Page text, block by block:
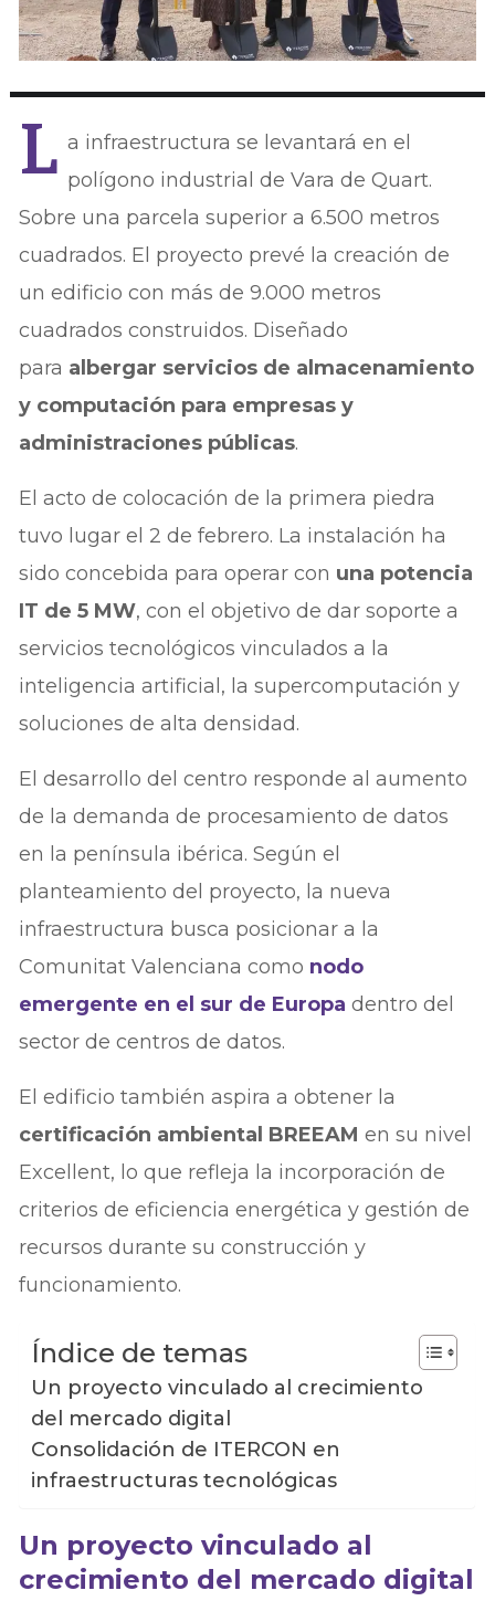
L a infraestructura se levantará en el
polígono industrial de Vara de Quart.
Sobre una parcela superior a 6.500 metros
cuadrados. El proyecto prevé la creación de
un edificio con más de 9.000 metros
cuadrados construidos. Diseñado
para albergar servicios de almacenamiento
y computación para empresas y
administraciones públicas.
El acto de colocación de la primera piedra
tuvo lugar el 2 de febrero. La instalación ha
sido concebida para operar con una potencia
IT de 5 MW, con el objetivo de dar soporte a
servicios tecnológicos vinculados a la
inteligencia artificial, la supercomputación y
soluciones de alta densidad.
El desarrollo del centro responde al aumento
de la demanda de procesamiento de datos
en la península ibérica. Según el
planteamiento del proyecto, la nueva
infraestructura busca posicionar a la
Comunitat Valenciana como nodo
emergente en el sur de Europadentro del
sector de centros de datos.
El edificio también aspira a obtener la
certificación ambiental BREEAMen su nivel
Excellent, lo que refleja la incorporación de
criterios de eficiencia energética y gestión de
recursos durante su construcción y
funcionamiento.
Índice de temas
Un proyecto vinculado al crecimiento
del mercado digital
Consolidación de ITERCON en
infraestructuras tecnológicas
Un proyecto vinculado al
crecimiento del mercado digital